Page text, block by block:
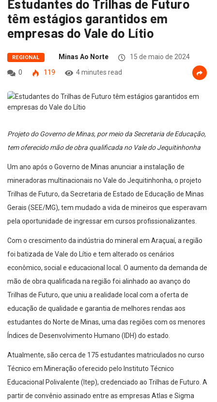
Estudantes do Trilhas de Futuro
têm estágios garantidos em
empresas do Vale do Lítio
REGIONAL Minas Ao Norte
15 de maio de 2024
0
119 4 minutes read
Projeto do Governo de Minas, por meio da Secretaria de Educação,
tem oferecido mão de obra qualificada no Vale do Jequitinhonha
Um ano após o Governo de Minas anunciar a instalação de
mineradoras multinacionais no Vale do Jequitinhonha, o projeto
Trilhas de Futuro, da Secretaria de Estado de Educação de Minas
Gerais (SEE/MG), tem mudado a vida de mineiros que esperavam
pela oportunidade de ingressar em cursos profissionalizantes.
Com o crescimento da indústria do mineral em Araçuaí, a região
foi batizada de Vale do Lítio e tem alterado os cenários
econômico, social e educacional local. O aumento da demanda de
mão de obra qualificada na região foi alinhado ao avanço do
Trilhas de Futuro, que uniu a realidade local com a oferta de
educação de qualidade e garantia de melhores rendas aos
estudantes do Norte de Minas, uma das regiões com os menores
Índices de Desenvolvimento Humano (IDH) do estado.
Atualmente, são cerca de 175 estudantes matriculados no curso
Técnico em Mineração oferecido pelo Instituto Técnico
Educacional Polivalente (Itep), credenciado ao Trilhas de Futuro. A
partir de convênio assinado entre as empresas Atlas e Sigma